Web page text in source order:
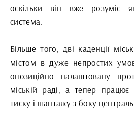
оскільки він вже розуміє
система.
Більше того, дві каденції
містом в дуже непростих
опозиційно налаштовану
міській раді, а тепер працює
тиску і шантажу з боку